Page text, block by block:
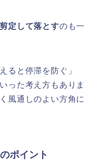
定して落とすのも一
ると停滞を防ぐ」
った考え方もありま
風通しのよい方角に
ポイント